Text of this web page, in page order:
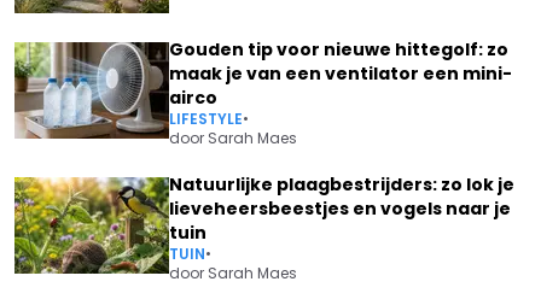
Gouden tip voor nieuwe hittegolf: zo
maak je van een ventilator een mini-
airco
LIFESTYLE•
door Sarah Maes
Natuurlijke plaagbestrijders: zo lok je
lieveheersbeestjes en vogels naar je
tuin
TUIN•
door Sarah Maes